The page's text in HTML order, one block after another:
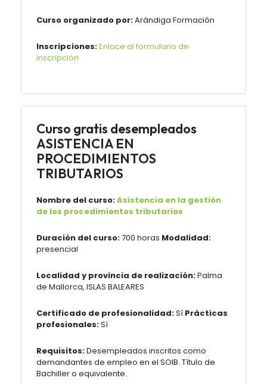
Curso organizado por:Arándiga Formación
Inscripciones:Enlace al formulario de
inscripción
Curso gratis desempleados
ASISTENCIA EN
PROCEDIMIENTOS
TRIBUTARIOS
Nombre del curso:Asistencia en la gestión
de los procedimientos tributarios
Duración del curso:700 horas Modalidad:
presencial
Localidad y provincia de realización:Palma
de Mallorca, ISLAS BALEARES
Certificado de profesionalidad:Sí Prácticas
profesionales:Sí
Requisitos:Desempleados inscritos como
demandantes de empleo en el SOIB. Título de
Bachiller o equivalente.